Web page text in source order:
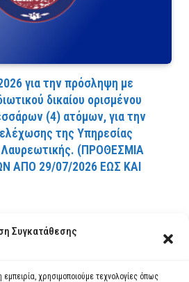
Συγκατάθεσης
χρησιμοποιούμε τεχνολογίες όπως
για την πρόσληψη με
δικαίου ορισμένου
(4) ατόμων, για την
της Υπηρεσίας
(ΠPOΘEΣMIA
AΠO 29/07/2026 EΩΣ KAI